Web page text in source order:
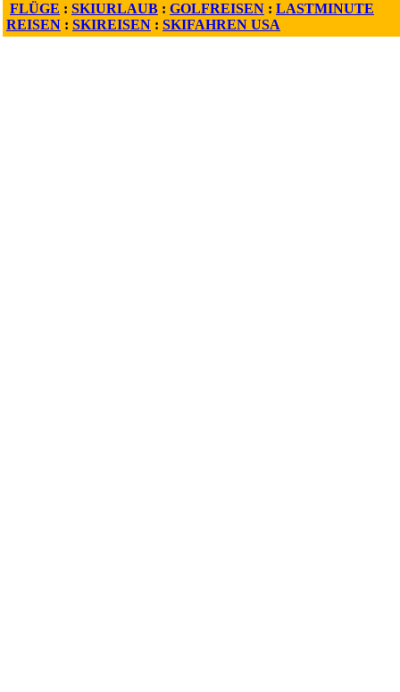
FLÜGE : SKIURLAUB : GOLFREISEN : LASTMINUTE
REISEN : SKIREISEN : SKIFAHREN USA